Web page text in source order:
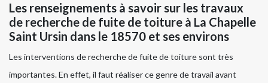
Les renseignements à savoir sur les travaux
de recherche de fuite de toiture à La Chapelle
Saint Ursin dans le 18570 et ses environs
Les interventions de recherche de fuite de toiture sont très
importantes. En effet, il faut réaliser ce genre de travail avant